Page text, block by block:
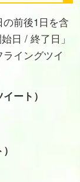
前後1日を含
日 / 終了日」
イングツイ
ート）